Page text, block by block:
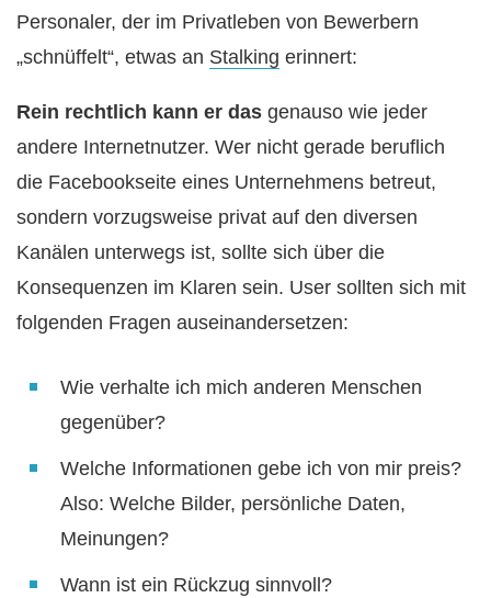
Personaler, der im Privatleben von Bewerbern
„schnüffelt“, etwas an Stalking erinnert:
Rein rechtlich kann er das genauso wie jeder
andere Internetnutzer. Wer nicht gerade beruflich
die Facebookseite eines Unternehmens betreut,
sondern vorzugsweise privat auf den diversen
Kanälen unterwegs ist, sollte sich über die
Konsequenzen im Klaren sein. User sollten sich mit
folgenden Fragen auseinandersetzen:
Wie verhalte ich mich anderen Menschen
gegenüber?
Welche Informationen gebe ich von mir preis?
Also: Welche Bilder, persönliche Daten,
Meinungen?
Wann ist ein Rückzug sinnvoll?